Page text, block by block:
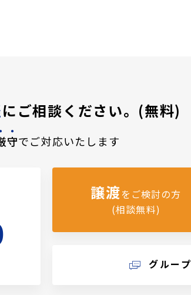
にご相談ください。(無料)
守でご対応いたします
譲渡をご検討の方
(相談無料)
グルー